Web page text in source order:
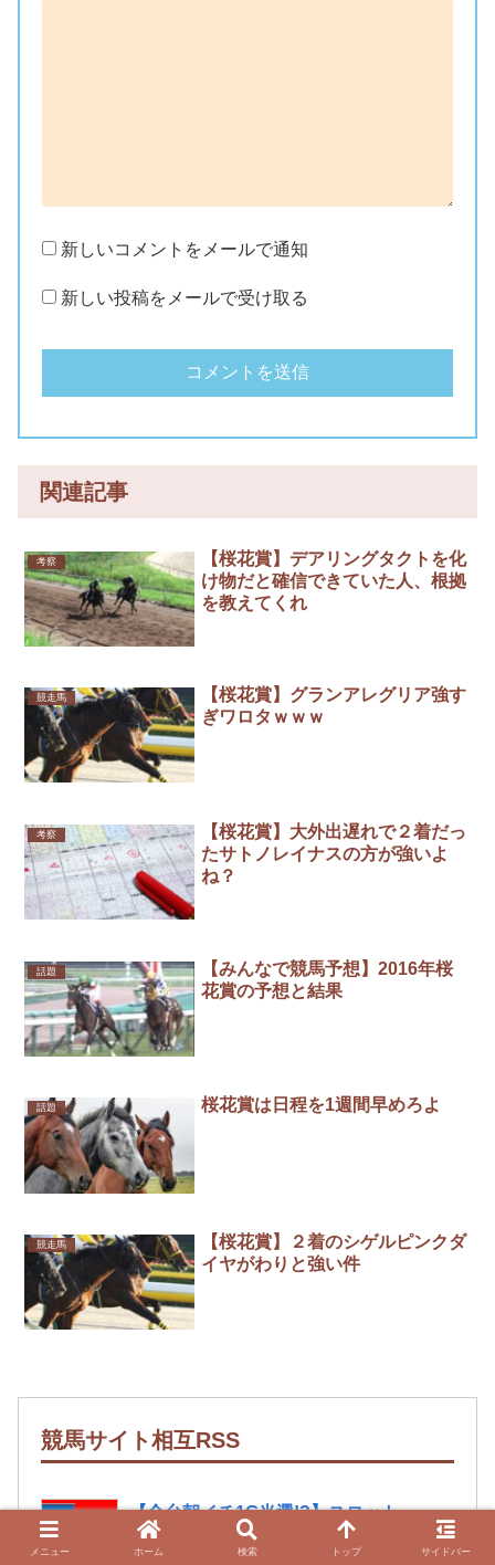
新しいコメントをメールで通知
新しい投稿をメールで受け取る
関連記事
考察
【桜花賞】デアリングタクトを化
け物だと確信できていた人、根拠
を教えてくれ
競走馬
【桜花賞】グランアレグリア強す
ぎワロタｗｗｗ
考察
【桜花賞】大外出遅れで２着だっ
たサトノレイナスの方が強いよ
ね？
話題
【みんなで競馬予想】2016年桜
花賞の予想と結果
話題 桜花賞は日程を1週間早めろよ
競走馬
【桜花賞】２着のシゲルピンクダ
イヤがわりと強い件
競馬サイト相互RSS
【全台朝イチ1G当選!?】スロット
ZENT555が8月7日のハナハナにモーニ
ングを仕込んだらしいｗｗｗｗ
メニュー ホーム 検索 トップ サイドバー